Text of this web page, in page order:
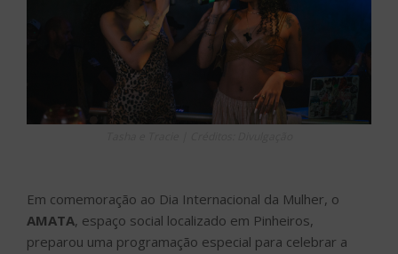
Em comemoração ao Dia Internacional da Mulher, o
AMATA, espaço social localizado em Pinheiros,
preparou uma programação especial para celebrar a